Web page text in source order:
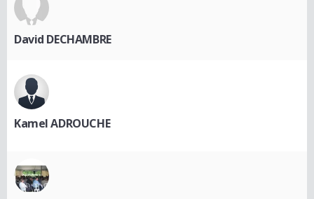
David DECHAMBRE
Kamel ADROUCHE